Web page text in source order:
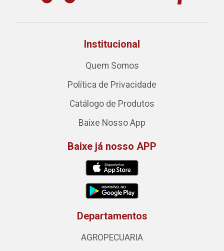
Institucional
Quem Somos
Política de Privacidade
Catálogo de Produtos
Baixe Nosso App
Baixe já nosso APP
Departamentos
AGROPECUARIA